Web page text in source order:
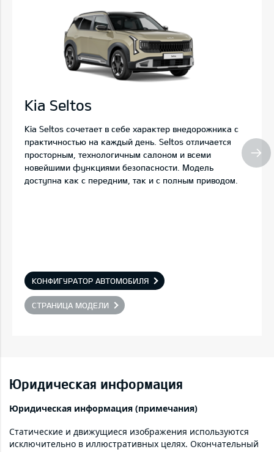
Kia Seltos
Kia Seltos сочетает в себе характер внедорожника с
практичностью на каждый день. Seltos отличается
просторным, технологичным салоном и всеми
новейшими функциями безопасности. Модель
доступна как с передним, так и с полным приводом.
КОНФИГУРАТОР АВТОМОБИЛЯ
СТРАНИЦА МОДЕЛИ
Юридическая информация
Юридическая информация (примечания)
Статические и движущиеся изображения используются
исключительно в иллюстративных целях. Окончательный